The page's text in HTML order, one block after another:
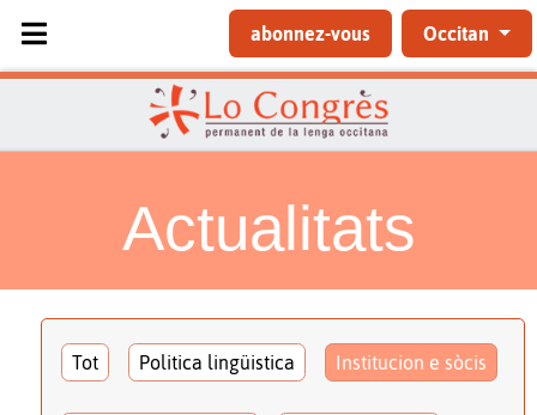
Sélectionnez votre langue
abonnez-vous Occitan
Actualitats
Tot Politica lingüistica Institucion e sòcis